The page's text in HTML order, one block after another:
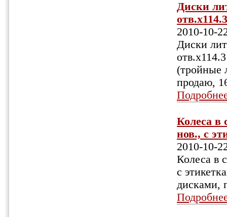
Диски
2010-10-
Диски
(тройные
продаю,
Колеса в
нов., с
2010-10-
Колеса в
с
дисками,